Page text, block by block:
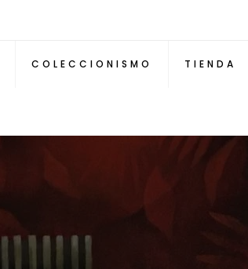
COLECCIONISMO TIENDA